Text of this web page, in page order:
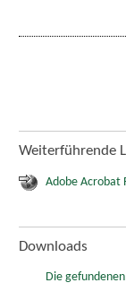
Weiterführende
Adobe Acrobat
Downloads
Die